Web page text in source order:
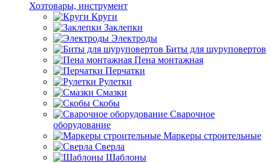
Хозтовары, инструмент
Круги
Заклепки
Электроды
Биты для шуруповертов
Пена монтажная
Перчатки
Рулетки
Смазки
Скобы
Сварочное
оборудование
Маркеры строительные
Сверла
Шаблоны